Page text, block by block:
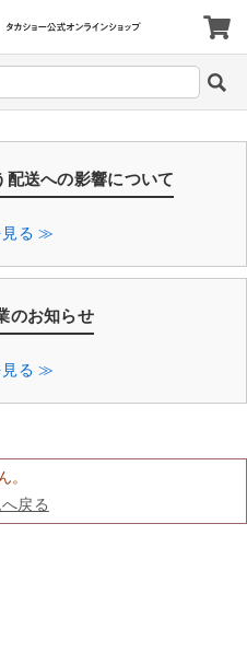
送への影響について
見る ≫
のお知らせ
見る ≫
。
戻る